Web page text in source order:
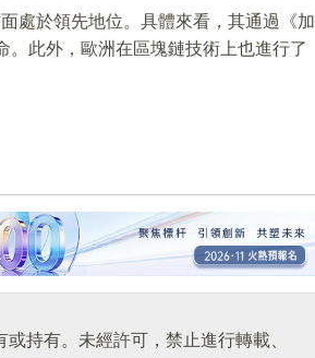
處於領先地位。具體來看，其通過《加
此外，歐洲在區塊鏈技術上也進行了
持有。未經許可，禁止進行轉載、